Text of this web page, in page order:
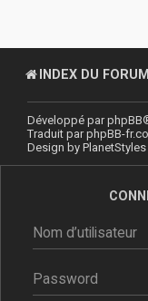
INDEX DU FORUM
Développé parphpBB
Traduit parphpBB-
Design by PlanetStyles